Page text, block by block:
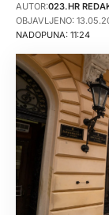
NADOPUNA: 11:24
AUTOR:023.HR
OBJAVLJENO: